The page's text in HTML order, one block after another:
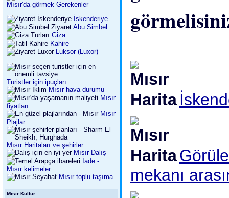
Mısır'da görmek Gerekenler
İskenderiye
Abu Simbel
Giza
Kahire
Luksor (Luxor)
Turistler için ipuçları
Mısır hava durumu
Mısır
fiyatları
Mısır
Plajlar
Mısır Haritaları ve şehirler
Mısır Dalış
İade -
Mısır kelimeler
Mısır toplu taşıma
Mısır Kültür
mekanı